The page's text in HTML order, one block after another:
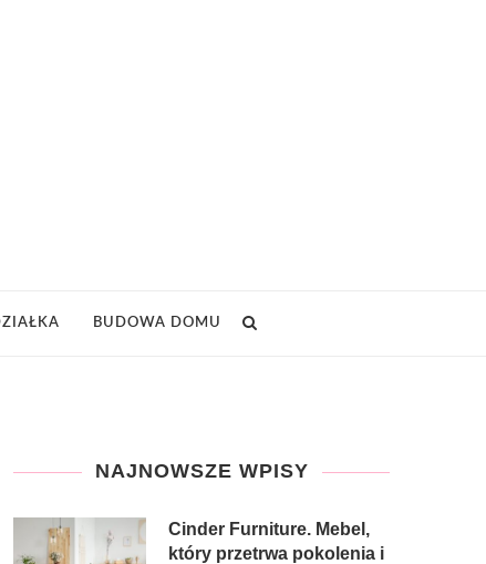
BUDOWA DOMU
NAJNOWSZE WPISY
Cinder Furniture. Mebel,
który przetrwa pokolenia i